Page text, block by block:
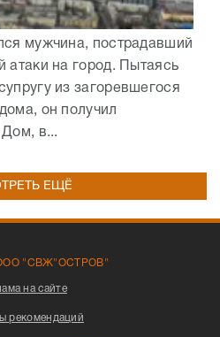
мужчина, пострадавший
атаки на город. Пытаясь
из загоревшегося
он получил
в...
ЕЩЁ
"СВЖ"ОСТРОВ"
на сайте
рекомендаций